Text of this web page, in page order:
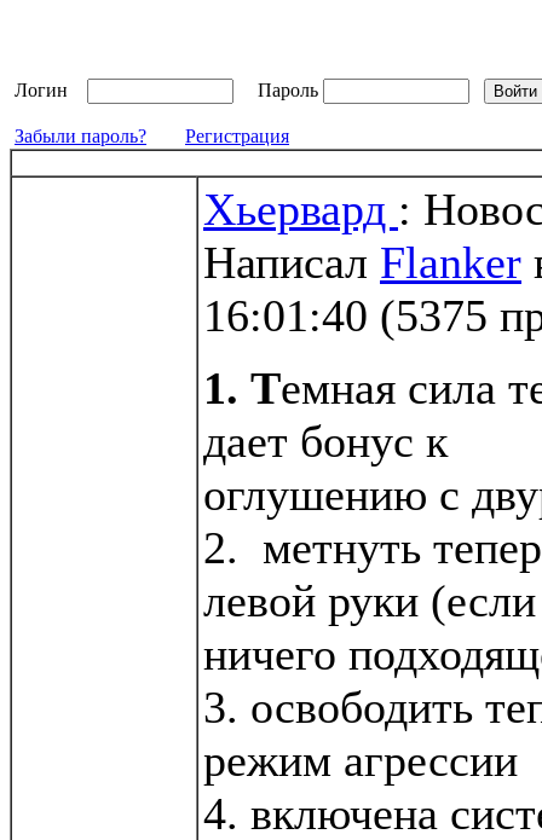
Логин Пароль
Забыли пароль? Регистрация
Хьервард :
Написал Flanker
16:01:40 (5375
1. Темная сила
дает бонус к
оглушению с
2. метнуть
левой руки
ничего
3. освободить
режим агрессии
4. включена